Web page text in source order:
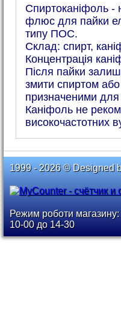
Спиртоканіфоль -
флюс для пайки
типу ПОС.
Склад: спирт,
Концентрація
Після пайки
змити спиртом
призначеними
Каніфоль не
високочастотних
1999 - 2026 © Designed
Режим роботи
10-00 до 14-30